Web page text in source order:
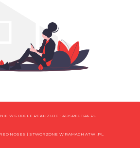
W GOOGLE REALIZUJE - ADSPECTRA.PL
NOSES | STWORZONE W RAMACHATWI.PL